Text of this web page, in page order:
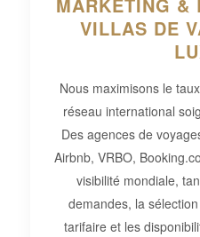
VILLAS DE
Nous maximisons le
réseau international
Des agences de
Airbnb, VRBO,
visibilité mondiale,
demandes, la
tarifaire et les